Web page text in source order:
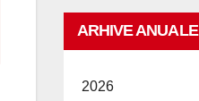
ARHIVE ANUALE
2026